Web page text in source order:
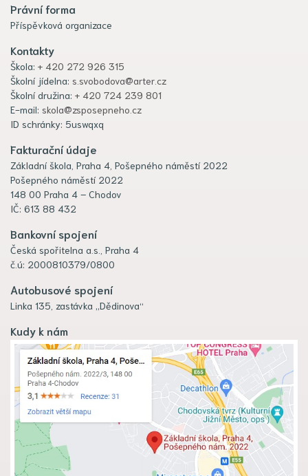
Právní forma
Příspěvková organizace
Kontakty
Škola: + 420 272 926 315
Školní jídelna: s.svobodova@arter.cz
Školní družina: + 420 724 239 801
E-mail: skola@zsposepneho.cz
ID schránky: 5uswqxq
Fakturační údaje
Základní škola, Praha 4, Pošepného náměstí 2022
Pošepného náměstí 2022
148 00 Praha 4 – Chodov
IČ: 613 88 432
Bankovní spojení
Česká spořitelna a.s., Praha 4
č.ú: 2000810379/0800
Autobusové spojení
Linka 135, zastávka „Dědinova“
Kudy k nám